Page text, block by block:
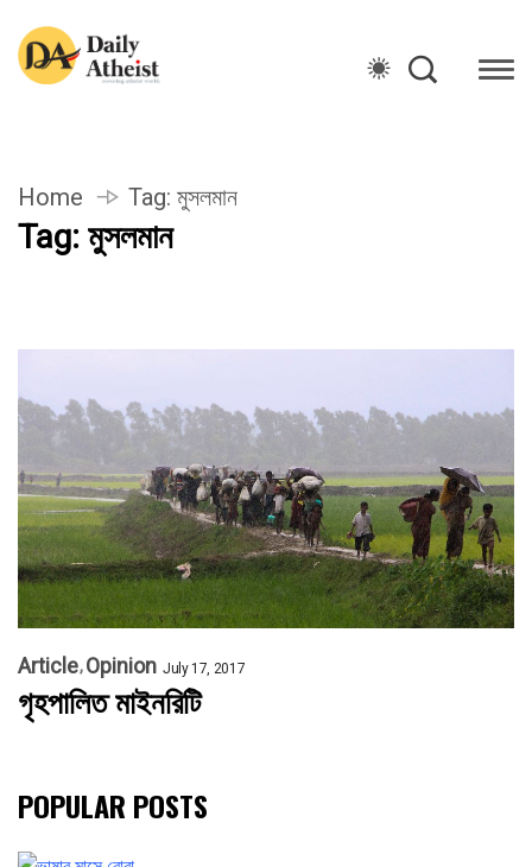
Home Tag: মুসলমান
Tag: মুসলমান
Article Opinion July 17, 2017
গৃহপালিত মাইনরিটি
POPULAR POSTS